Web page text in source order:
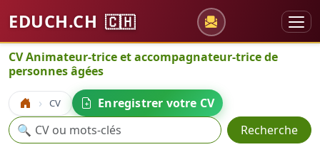
EDUCH.CH 🇨🇭
CV Animateur-trice et accompagnateur-trice de
personnes âgées
Accueil CV
Enregistrer votre CV
Recherche
🔍 Recherche